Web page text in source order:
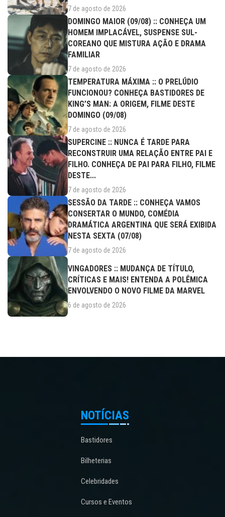
7 de agosto de 2026
DOMINGO MAIOR (09/08) :: CONHEÇA UM
HOMEM IMPLACÁVEL, SUSPENSE SUL-
COREANO QUE MISTURA AÇÃO E DRAMA
FAMILIAR
7 de agosto de 2026
TEMPERATURA MÁXIMA :: O PRELÚDIO
FUNCIONOU? CONHEÇA BASTIDORES DE
KING’S MAN: A ORIGEM, FILME DESTE
DOMINGO (09/08)
7 de agosto de 2026
SUPERCINE :: NUNCA É TARDE PARA
RECONSTRUIR UMA RELAÇÃO ENTRE PAI E
FILHO. CONHEÇA DE PAI PARA FILHO, FILME
DESTE...
7 de agosto de 2026
SESSÃO DA TARDE :: CONHEÇA VAMOS
CONSERTAR O MUNDO, COMÉDIA
DRAMÁTICA ARGENTINA QUE SERÁ EXIBIDA
NESTA SEXTA (07/08)
7 de agosto de 2026
VINGADORES :: MUDANÇA DE TÍTULO,
CRÍTICAS E MAIS! ENTENDA A POLÊMICA
ENVOLVENDO O NOVO FILME DA MARVEL
6 de agosto de 2026
NOTÍCIAS
Bastidores
Bilheterias
Celebridades
Cursos e Eventos